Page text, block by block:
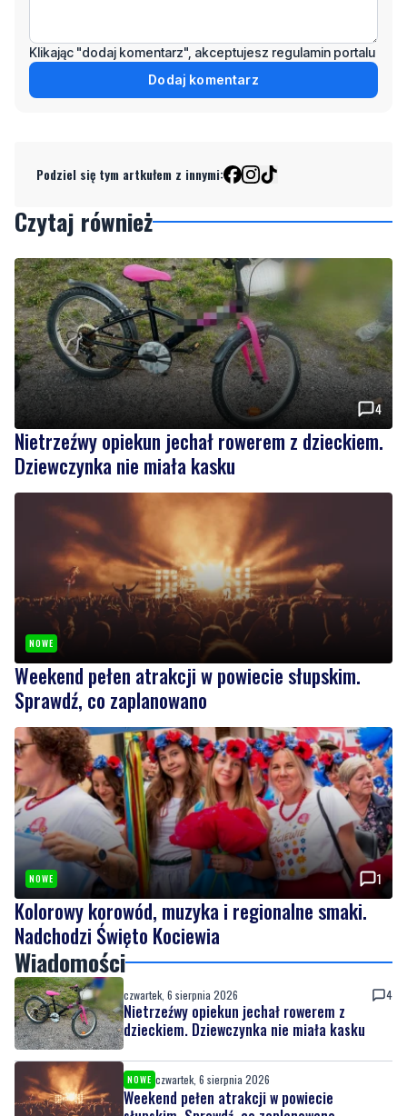
Klikając "dodaj komentarz", akceptujesz regulamin portalu
Dodaj komentarz
Podziel się tym artkułem z innymi:
Czytaj również
4
Nietrzeźwy opiekun jechał rowerem z dzieckiem.
Dziewczynka nie miała kasku
NOWE
Weekend pełen atrakcji w powiecie słupskim.
Sprawdź, co zaplanowano
NOWE 1
Kolorowy korowód, muzyka i regionalne smaki.
Nadchodzi Święto Kociewia
Wiadomości
czwartek, 6 sierpnia 2026 4
Nietrzeźwy opiekun jechał rowerem z
dzieckiem. Dziewczynka nie miała kasku
NOWE czwartek, 6 sierpnia 2026
Weekend pełen atrakcji w powiecie